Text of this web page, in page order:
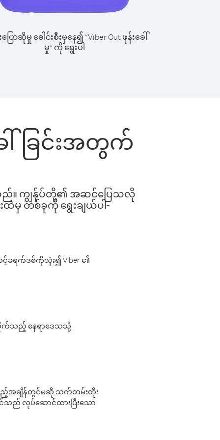
ြောဆိုမှု ခေါင်းစီးမှနေ၍ “Viber Out ဖုန်းခေါ်
မှု” ကို ရွေးပါ
ါ်ခြင်းအတွက်
ါသည်။ ကျွန်ုပ်တို့၏ အဆင်ပြေသလို
ထဲမှ တစ်ခုကို ရွေးချယ်ပါ-
ခရက်ဒစ်ကိုသုံး၍ Viber ၏
လိုက်သည့် နေရာဒေသသို့
ည်သည့်အချိန်တွင်မဆို သက်တမ်းတိုး
ည် လုပ်ဆောင်ထားပြီးသော